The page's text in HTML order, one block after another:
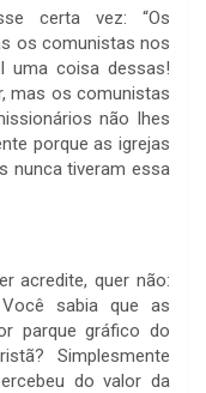
certa vez: “Os
os comunistas nos
uma coisa dessas!
mas os comunistas
não lhes
porque as igrejas
nunca tiveram essa
acredite, quer não:
sabia que as
parque gráfico do
Simplesmente
do valor da